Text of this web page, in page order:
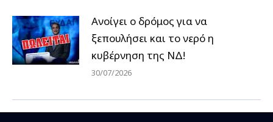
Ανοίγει ο δρόμος για να
ξεπουλήσει και το νερό η
κυβέρνηση της ΝΔ!
30/07/2026